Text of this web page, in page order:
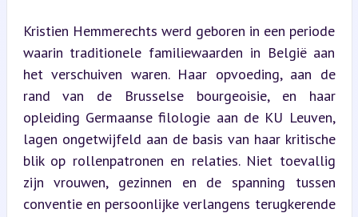
Kristien Hemmerechts werd geboren in een periode
waarin traditionele familiewaarden in België aan
het verschuiven waren. Haar opvoeding, aan de
rand van de Brusselse bourgeoisie, en haar
opleiding Germaanse filologie aan de KU Leuven,
lagen ongetwijfeld aan de basis van haar kritische
blik op rollenpatronen en relaties. Niet toevallig
zijn vrouwen, gezinnen en de spanning tussen
conventie en persoonlijke verlangens terugkerende